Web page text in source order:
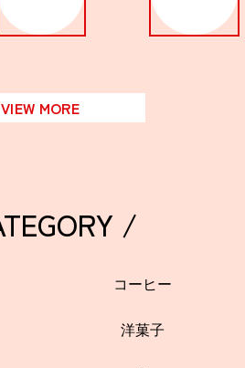
VIEW MORE
/
コーヒー
洋菓子